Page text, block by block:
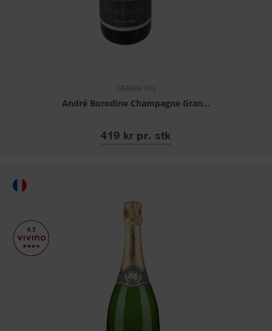
GEMINI VIN
André Borodine Champagne Gran...
419 kr pr. stk